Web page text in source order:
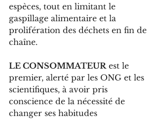
espèces, tout en limitant le
gaspillage alimentaire et la
prolifération des déchets en fin de
chaîne.
LE CONSOMMATEUR est le
premier, alerté par les ONG et les
scientifiques, à avoir pris
conscience de la nécessité de
changer ses habitudes